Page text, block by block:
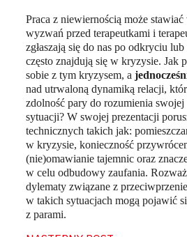
Praca z niewiernością może
wyzwań przed terapeutkami i
zgłaszają się do nas po odkryciu
często znajdują się w kryzysie. Jak
sobie z tym kryzysem, a
nad utrwaloną dynamiką relacji,
zdolność pary do rozumienia swojej
sytuacji? W swojej prezentacji
technicznych takich jak:
w kryzysie, konieczność
(nie)omawianie tajemnic oraz
w celu odbudowy zaufania.
dylematy związane z
w takich sytuacjach mogą pojawić
z parami.